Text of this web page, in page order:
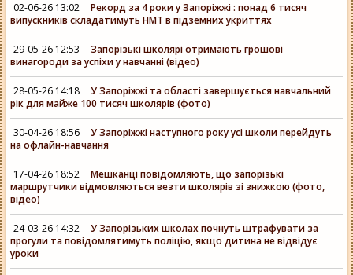
02-06-26 13:02
Рекорд за 4 роки у Запоріжжі : понад 6 тисяч
випускників складатимуть НМТ в підземних укриттях
29-05-26 12:53
Запорізькі школярі отримають грошові
винагороди за успіхи у навчанні (відео)
28-05-26 14:18
У Запоріжжі та області завершується навчальний
рік для майже 100 тисяч школярів (фото)
30-04-26 18:56
У Запоріжжі наступного року усі школи перейдуть
на офлайн-навчання
17-04-26 18:52
Мешканці повідомляють, що запорізькі
маршрутчики відмовляються везти школярів зі знижкою (фото,
відео)
24-03-26 14:32
У Запорізьких школах почнуть штрафувати за
прогули та повідомлятимуть поліцію, якщо дитина не відвідує
уроки